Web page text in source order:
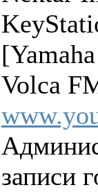
Volca
записи